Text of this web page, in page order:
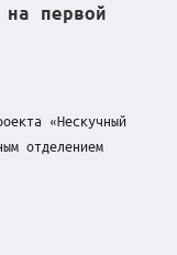
на первой
«Нескучный
отделением